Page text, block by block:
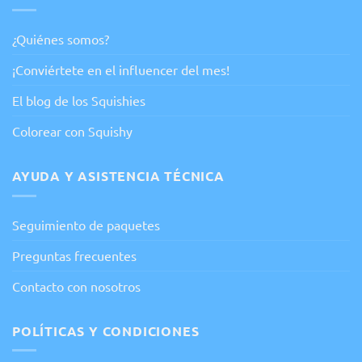
¿Quiénes somos?
¡Conviértete en el influencer del mes!
El blog de los Squishies
Colorear con Squishy
AYUDA Y ASISTENCIA TÉCNICA
Seguimiento de paquetes
Preguntas frecuentes
Contacto con nosotros
POLÍTICAS Y CONDICIONES